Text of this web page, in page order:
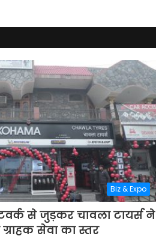
Biz & Expo
से जुड़कर चावला टायर्स ने
ग्राहक सेवा का स्तर